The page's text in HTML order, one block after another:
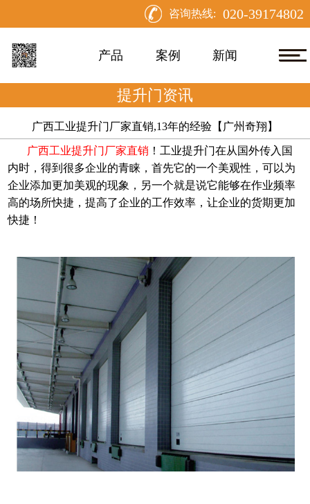
咨询热线: 020-39174802
产品 案例 新闻
提升门资讯
广西工业提升门厂家直销,13年的经验【广州奇翔】
广西工业提升门厂家直销 ！工业提升门在从国外传入国
内时，得到很多企业的青睐，首先它的一个美观性，可以为
企业添加更加美观的现象，另一个就是说它能够在作业频率
高的场所快捷，提高了企业的工作效率，让企业的货期更加
快捷！